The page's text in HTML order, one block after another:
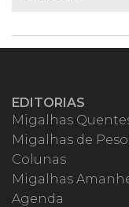
EDITORIAS
Migalhas
Migalhas de Peso
Colunas
Migalhas
Agenda